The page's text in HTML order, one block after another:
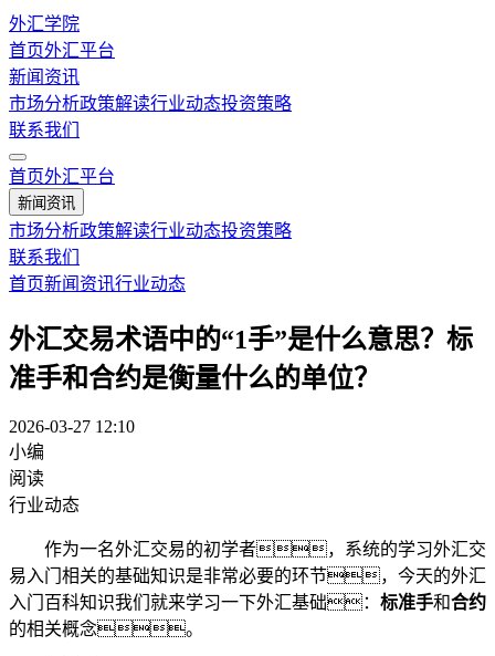
外汇学院
首页外汇平台
新闻资讯
市场分析政策解读行业动态投资策略
联系我们
首页外汇平台
新闻资讯
市场分析政策解读行业动态投资策略
联系我们
首页新闻资讯行业动态
外汇交易术语中的“1手”是什么意思？标
准手和合约是衡量什么的单位？
2026-03-27 12:10
小编
阅读
行业动态
作为一名外汇交易的初学者，系统的学习外汇交
易入门相关的基础知识是非常必要的环节，今天的外汇
入门百科知识我们就来学习一下外汇基础： 标准手和合约
的相关概念。